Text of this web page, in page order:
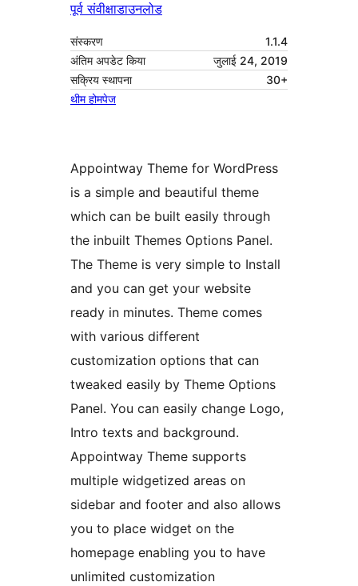
पूर्व संवीक्षाडाउनलोड
संस्करण
1.1.4
अंतिम अपडेट किया
जुलाई 24, 2019
सक्रिय स्थापना
30+
थीम होमपेज
Appointway Theme for WordPress
is a simple and beautiful theme
which can be built easily through
the inbuilt Themes Options Panel.
The Theme is very simple to Install
and you can get your website
ready in minutes. Theme comes
with various different
customization options that can
tweaked easily by Theme Options
Panel. You can easily change Logo,
Intro texts and background.
Appointway Theme supports
multiple widgetized areas on
sidebar and footer and also allows
you to place widget on the
homepage enabling you to have
unlimited customization